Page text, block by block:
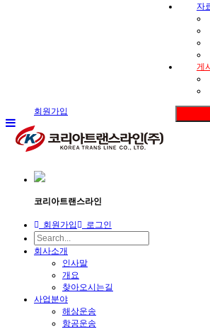
자
게
회원가입
코리아트랜스라인
회원가입 로그인
회사소개
인사말
개요
찾아오시는길
사업분야
해상운송
항공운송